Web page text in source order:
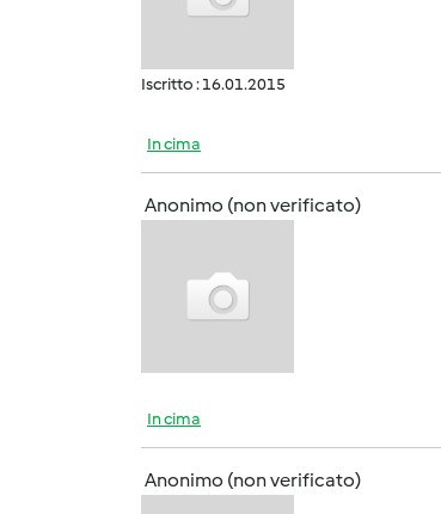
Iscritto : 16.01.2015
In cima
Anonimo (non verificato)
In cima
Anonimo (non verificato)